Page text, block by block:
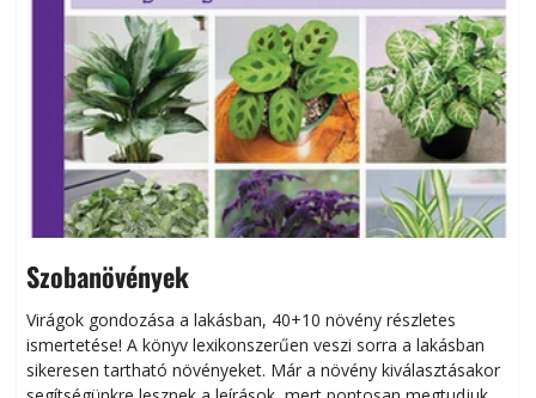
Szobanövények
Virágok gondozása a lakásban, 40+10 növény részletes
ismertetése! A könyv lexikonszerűen veszi sorra a lakásban
sikeresen tart­ha­tó növényeket. Már a növény kiválasztásakor